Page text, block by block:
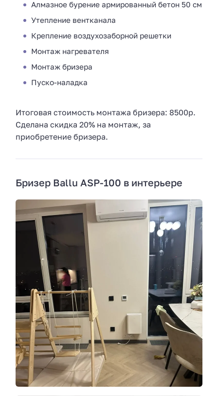
Алмазное бурение армированный бетон 50 см
Утепление вентканала
Крепление воздухозаборной решетки
Монтаж нагревателя
Монтаж бризера
Пуско-наладка
Итоговая стоимость монтажа бризера: 8500р.
Сделана скидка 20% на монтаж, за
приобретение бризера.
Бризер Ballu ASP-100 в интерьере